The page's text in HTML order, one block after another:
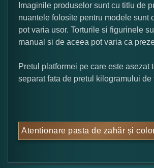
Imaginile produselor sunt cu titlu de
nuantele folosite pentru modele sunt
pot varia usor. Torturile si figurinele
manual si de aceea pot varia ca
Pretul platformei pe care este asezat
separat fata de pretul kilogramului de
Atentionare pasta de zahăr și